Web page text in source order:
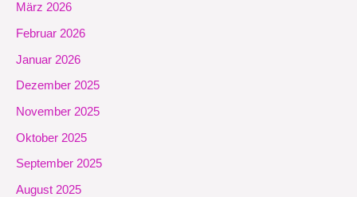
März 2026
Februar 2026
Januar 2026
Dezember 2025
November 2025
Oktober 2025
September 2025
August 2025